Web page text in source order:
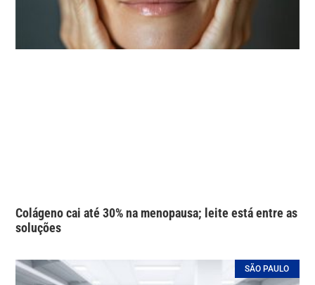
Colágeno cai até 30% na menopausa; leite está entre as
soluções
SÃO PAULO